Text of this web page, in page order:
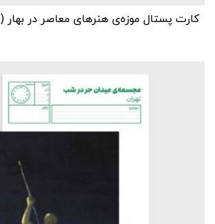
کارت پستال موزه‌‌ی هنرهای معاصر در بهار (۴۳)